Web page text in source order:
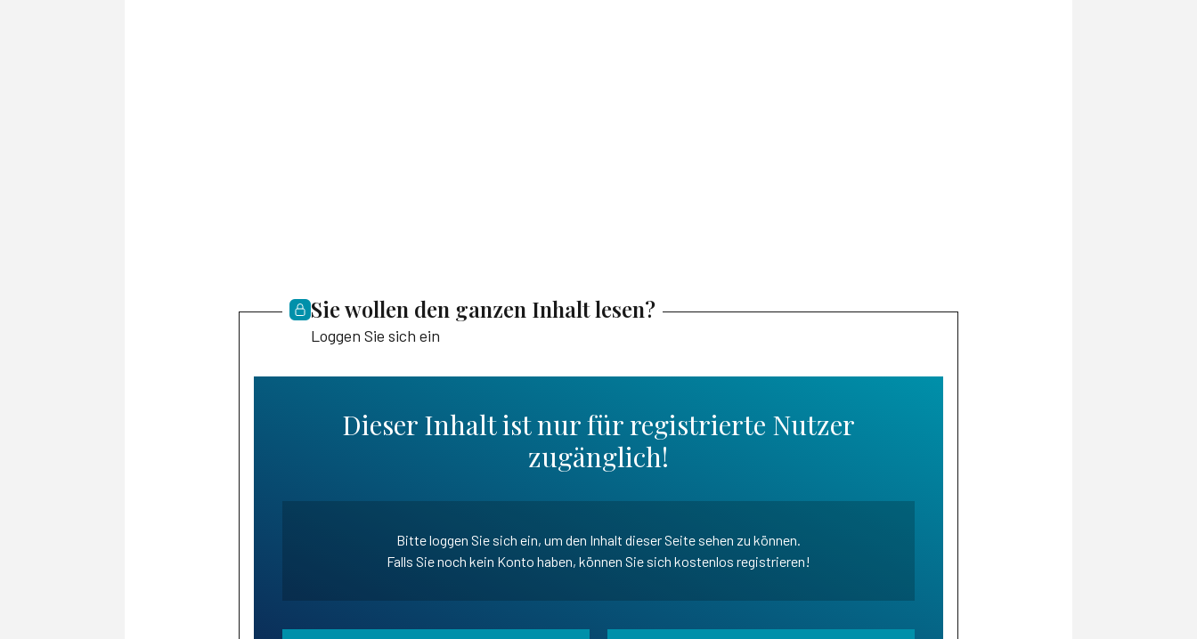
Sie wollen den ganzen Inhalt lesen?
Loggen Sie sich ein
Dieser Inhalt ist nur für registrierte Nutzer
zugänglich!
Bitte loggen Sie sich ein, um den Inhalt dieser Seite sehen zu können.
Falls Sie noch kein Konto haben, können Sie sich kostenlos registrieren!